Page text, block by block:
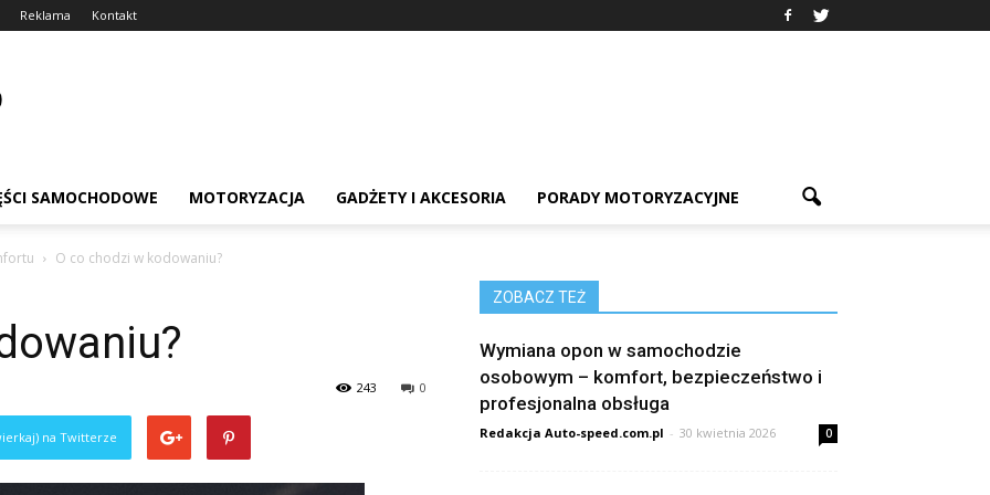
Reklama Kontakt
SAMOCHODOWE MOTORYZACJA GADŻETY I AKCESORIA PORADY MOTORYZACYJNE
O co chodzi w kodowaniu?
0
243
na Twitterze
ZOBACZ TEŻ
Wymiana opon w samochodzie
osobowym – komfort, bezpieczeństwo i
profesjonalna obsługa
Redakcja Auto-speed.com.pl - 30 kwietnia 2026 0